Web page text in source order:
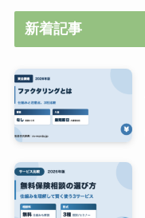
新着記事